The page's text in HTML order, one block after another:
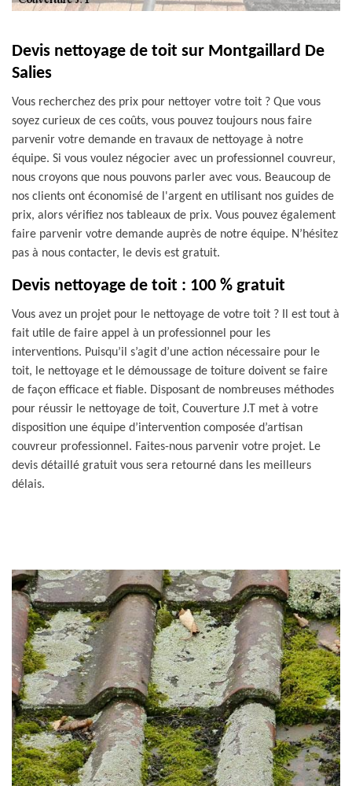
Devis nettoyage de toit sur Montgaillard De
Salies
Vous recherchez des prix pour nettoyer votre toit ? Que vous
soyez curieux de ces coûts, vous pouvez toujours nous faire
parvenir votre demande en travaux de nettoyage à notre
équipe. Si vous voulez négocier avec un professionnel couvreur,
nous croyons que nous pouvons parler avec vous. Beaucoup de
nos clients ont économisé de l'argent en utilisant nos guides de
prix, alors vérifiez nos tableaux de prix. Vous pouvez également
faire parvenir votre demande auprès de notre équipe. N’hésitez
pas à nous contacter, le devis est gratuit.
Devis nettoyage de toit : 100 % gratuit
Vous avez un projet pour le nettoyage de votre toit ? Il est tout à
fait utile de faire appel à un professionnel pour les
interventions. Puisqu’il s’agit d’une action nécessaire pour le
toit, le nettoyage et le démoussage de toiture doivent se faire
de façon efficace et fiable. Disposant de nombreuses méthodes
pour réussir le nettoyage de toit, Couverture J.T met à votre
disposition une équipe d’intervention composée d’artisan
couvreur professionnel. Faites-nous parvenir votre projet. Le
devis détaillé gratuit vous sera retourné dans les meilleurs
délais.